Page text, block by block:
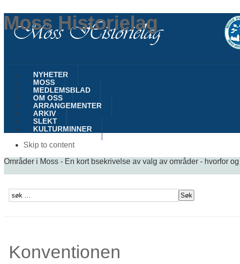
Moss Historielag
NYHETER
MOSS
MEDLEMSBLAD
OM OSS
ARRANGEMENTER
ARKIV
SLEKT
KULTURMINNER
Skip to content
Områder i Moss - En kort bsekrivelse av valg av områder - hvorfor
Konventionen